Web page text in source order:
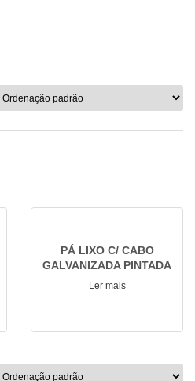
PÁ LIXO C/ CABO
GALVANIZADA PINTADA
Ler mais